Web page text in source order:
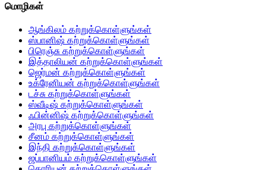
மொழிகள்
ஆங்கிலம் கற்றுக்கொள்ளுங்கள்
ஸ்பானிஷ் கற்றுக்கொள்ளுங்கள்
பிரெஞ்சு கற்றுக்கொள்ளுங்கள்
இத்தாலியன் கற்றுக்கொள்ளுங்கள்
ஜெர்மன் கற்றுக்கொள்ளுங்கள்
உக்ரேனியன் கற்றுக்கொள்ளுங்கள்
டச்சு கற்றுக்கொள்ளுங்கள்
ஸ்வீடிஷ் கற்றுக்கொள்ளுங்கள்
ஃபின்னிஷ் கற்றுக்கொள்ளுங்கள்
அரபு கற்றுக்கொள்ளுங்கள்
சீனம் கற்றுக்கொள்ளுங்கள்
இந்தி கற்றுக்கொள்ளுங்கள்
ஜப்பானியம் கற்றுக்கொள்ளுங்கள்